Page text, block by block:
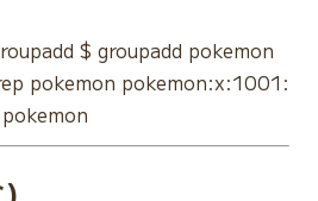
$ groupadd pokemon
pokemon pokemon:x:1001: